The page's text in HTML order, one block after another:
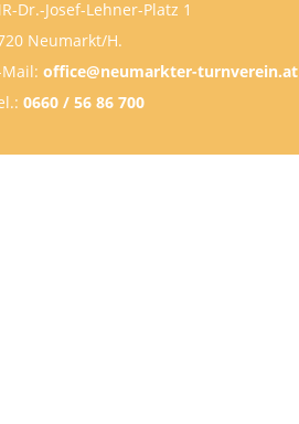
Dr.-Josef-Lehner-Platz 1
Neumarkt/H.
Mail: office@neumarkter-turnverein.at
0660 / 56 86 700